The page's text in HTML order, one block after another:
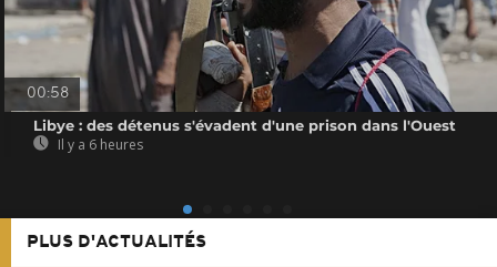
00:58
Libye : des détenus s'évadent d'une prison dans l'Ouest
Il y a 6 heures
PLUS D'ACTUALITÉS